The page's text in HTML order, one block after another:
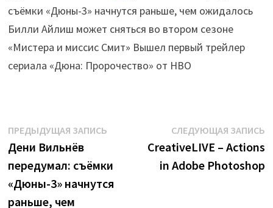
съёмки «Дюны-3» начнутся раньше, чем ожидалось
Билли Айлиш может сняться во втором сезоне
«Мистера и миссис Смит» Вышел первый трейлер
сериала «Дюна: Пророчество» от HBO
Навигация
по
записям
ПРЕДЫДУЩАЯ ЗАПИСЬПредыдущая
Дени Вильнёв
передумал: съёмки
«Дюны-3» начнутся
раньше, чем
СЛЕДУЮЩАЯ ЗАПИСЬ
CreativeLIVE – Actions
in Adobe Photoshop